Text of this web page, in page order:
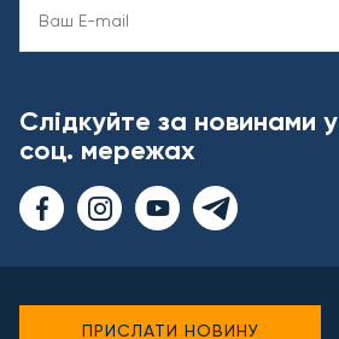
Слідкуйте за новинами у
соц. мережах
ПРИСЛАТИ НОВИНУ